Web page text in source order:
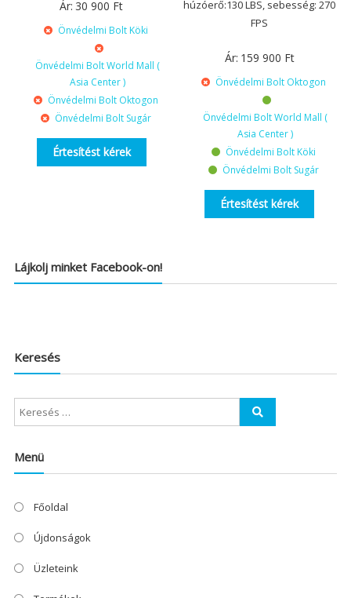
Ár: 30 900 Ft
Önvédelmi Bolt Köki
Önvédelmi Bolt World Mall (
Asia Center )
Önvédelmi Bolt Oktogon
Önvédelmi Bolt Sugár
Értesítést kérek
húzóerő:130 LBS, sebesség: 270
FPS
Ár: 159 900 Ft
Önvédelmi Bolt Oktogon
Önvédelmi Bolt World Mall (
Asia Center )
Önvédelmi Bolt Köki
Önvédelmi Bolt Sugár
Értesítést kérek
Lájkolj minket Facebook-on!
Keresés
Menü
Főoldal
Újdonságok
Üzleteink